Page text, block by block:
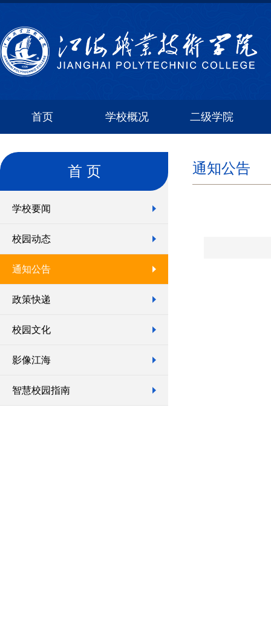
首页 学校概况 二级学院
首 页
学校要闻
校园动态
通知公告
政策快递
校园文化
影像江海
智慧校园指南
通知公告